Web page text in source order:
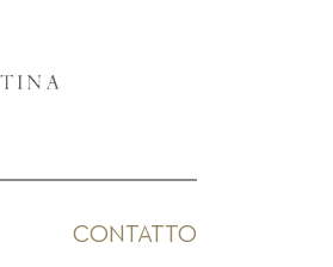
CONTATTO